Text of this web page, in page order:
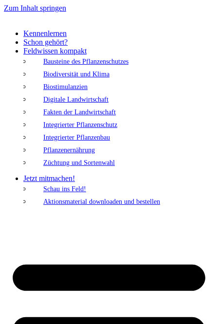
Zum Inhalt springen
Kennenlernen
Schon gehört?
Feldwissen kompakt
Bausteine des Pflanzenschutzes
Biodiversität und Klima
Biostimulanzien
Digitale Landwirtschaft
Fakten der Landwirtschaft
Integrierter Pflanzenschutz
Integrierter Pflanzenbau
Pflanzenernährung
Züchtung und Sortenwahl
Jetzt mitmachen!
Schau ins Feld!
Aktionsmaterial downloaden und bestellen